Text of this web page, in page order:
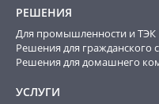
РЕШЕНИЯ
Для промышленности и ТЭК
Решения для гражданского
Решения для домашнего
УСЛУГИ